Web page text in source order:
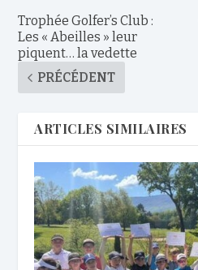
Trophée Golfer’s Club :
Les « Abeilles » leur
piquent… la vedette
PRÉCÉDENT
ARTICLES SIMILAIRES